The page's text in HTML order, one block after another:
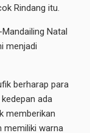
Rindang itu.
Natal
menjadi
berharap para
ada
memberikan
memiliki warna